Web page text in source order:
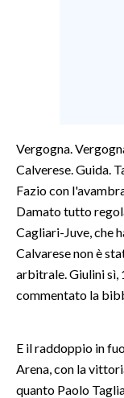
BANDI
SPORT IN
SPORT
RISULTATI E
CALCIO
VOLLEY
MOTORI
Vergogna.
Calverese. Guida.
Fazio con
Damato tutto
Cagliari-Juve, che
Calvarese non è
arbitrale. Giulini sì,
commentato la
E il raddoppio in
Arena, con la
quanto Paolo